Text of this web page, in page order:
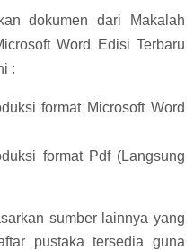
dokumen dari Makalah
Word Edisi Terbaru
:
format Microsoft Word
format Pdf (Langsung
sumber lainnya yang
pustaka tersedia guna